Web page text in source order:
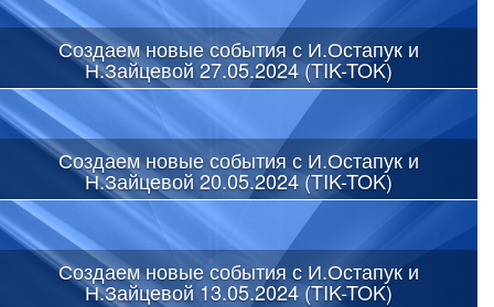
Создаем новые события с И.Остапук и
Н.Зайцевой 27.05.2024 (TIK-TOK)
Создаем новые события с И.Остапук и
Н.Зайцевой 20.05.2024 (TIK-TOK)
Создаем новые события с И.Остапук и
Н.Зайцевой 13.05.2024 (TIK-TOK)